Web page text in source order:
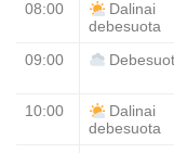
08:00
Dalinai
debesuota
09:00
10:00
Dalinai
debesuota